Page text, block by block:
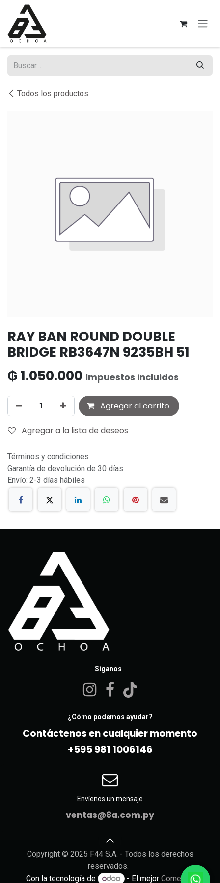
Ir al contenido
Todos los productos
RAY BAN ROUND DOUBLE
BRIDGE RB3647N 9235BH 51
₲1.050.000 Impuestos incluidos
Agregar al carrito.
Agregar a la lista de deseos
Términos y condiciones
Garantía de devolución de 30 días
Envío: 2-3 días hábiles
Síganos
¿Cómo podemos ayudar?
Contáctenos en cualquier momento
+595 981 10061​46
Envíenos un mensaje
ventas@8a.com.py
Copyright © 2025 F44 S.A. - Todos los derechos
reservados.
Con la tecnología de
- El mejor Comercio